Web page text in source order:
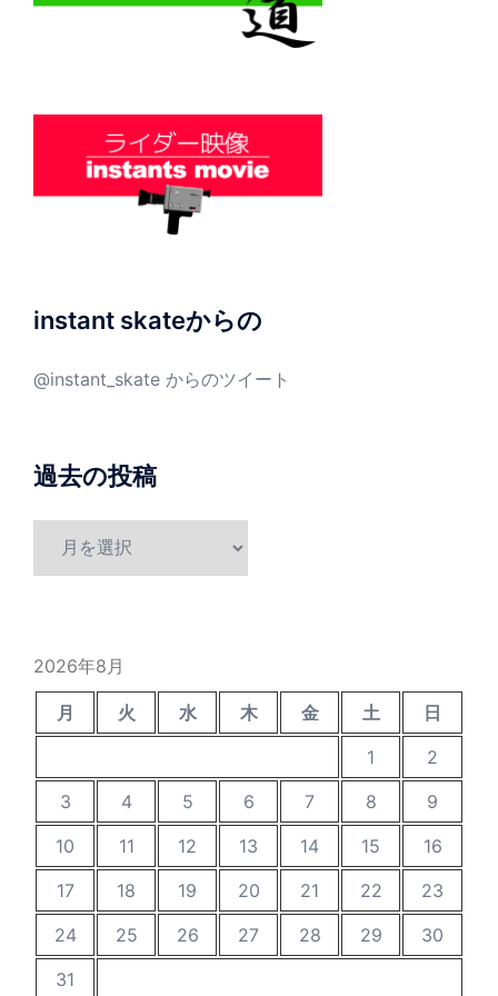
instant skateからの
@instant_skate からのツイート
過去の投稿
2026年8月
月 火 水 木 金 土
日
1
2
3
4 5 6 7 8
9
10
11 12 13 14 15
16
17
18 19 20 21 22
23
24
25 26 27 28 29
30
31